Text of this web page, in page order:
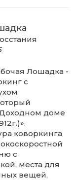
Лошадка -
с
доме
коворкинга
с
места для
вещей,